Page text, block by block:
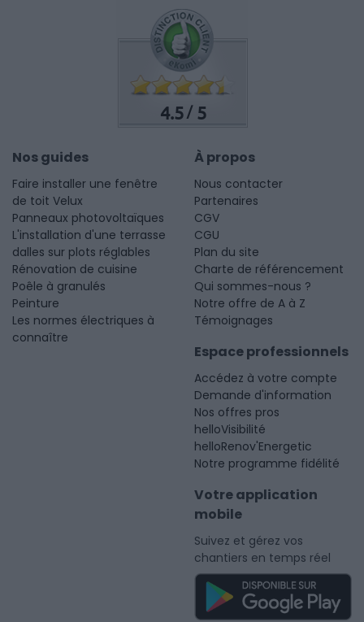
4.5 /5
Nos guides
Faire installer une fenêtre
de toit Velux
Panneaux photovoltaïques
L'installation d'une terrasse
dalles sur plots réglables
Rénovation de cuisine
Poêle à granulés
Peinture
Les normes électriques à
connaître
À propos
Nous contacter
Partenaires
CGV
CGU
Plan du site
Charte de référencement
Qui sommes-nous ?
Notre offre de A à Z
Témoignages
Espace professionnels
Accédez à votre compte
Demande d'information
Nos offres pros
helloVisibilité
helloRenov'Energetic
Notre programme fidélité
Votre application
mobile
Suivez et gérez vos
chantiers en temps réel